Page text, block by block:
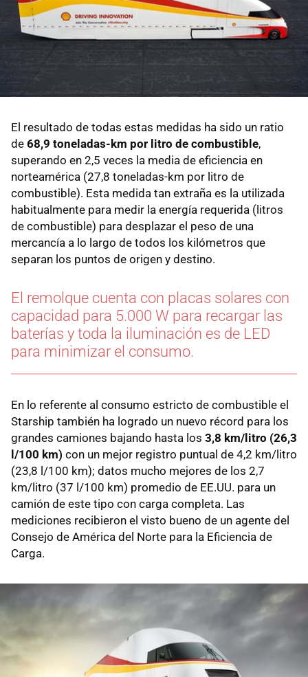
El resultado de todas estas medidas ha sido un ratio
de 68,9 toneladas-km por litro de combustible,
superando en 2,5 veces la media de eficiencia en
norteamérica (27,8 toneladas-km por litro de
combustible). Esta medida tan extraña es la utilizada
habitualmente para medir la energía requerida (litros
de combustible) para desplazar el peso de una
mercancía a lo largo de todos los kilómetros que
separan los puntos de origen y destino.
El remolque cuenta con placas solares con
capacidad para 5.000 W para recargar las
baterías y toda la iluminación es de LED
para minimizar el consumo.
En lo referente al consumo estricto de combustible el
Starship también ha logrado un nuevo récord para los
grandes camiones bajando hasta los 3,8 km/litro (26,3
l/100 km) con un mejor registro puntual de 4,2 km/litro
(23,8 l/100 km); datos mucho mejores de los 2,7
km/litro (37 l/100 km) promedio de EE.UU. para un
camión de este tipo con carga completa. Las
mediciones recibieron el visto bueno de un agente del
Consejo de América del Norte para la Eficiencia de
Carga.